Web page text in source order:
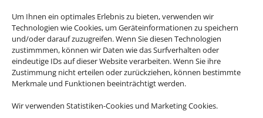
Um Ihnen ein optimales Erlebnis zu bieten, verwenden wir
Technologien wie Cookies, um Geräteinformationen zu speichern
und/oder darauf zuzugreifen. Wenn Sie diesen Technologien
zustimmmen, können wir Daten wie das Surfverhalten oder
eindeutige IDs auf dieser Website verarbeiten. Wenn Sie ihre
Zustimmung nicht erteilen oder zurückziehen, können bestimmte
Merkmale und Funktionen beeinträchtigt werden.
Wir verwenden Statistiken-Cookies und Marketing Cookies.